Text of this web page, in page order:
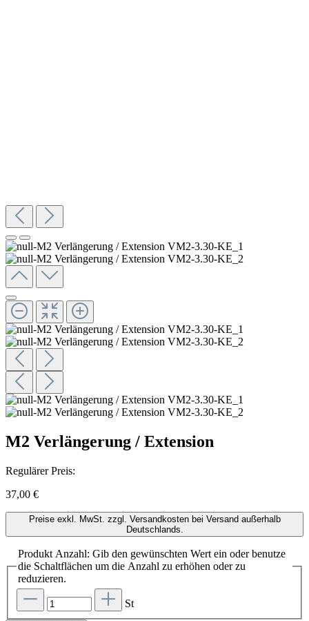
M2 Verlängerung / Extension
Regulärer Preis:
37,00 €
Preise exkl. MwSt. zzgl. Versandkosten bei Versand außerhalb
Deutschlands.
Produkt Anzahl: Gib den gewünschten Wert ein oder benutze
die Schaltflächen um die Anzahl zu erhöhen oder zu
reduzieren.
St